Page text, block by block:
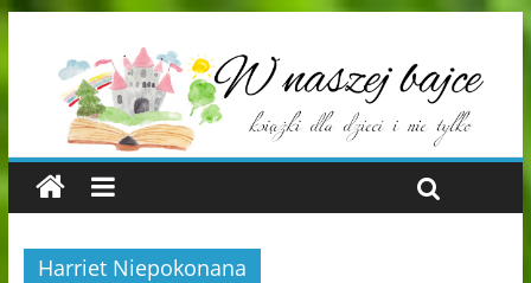
Harriet Niepokonana